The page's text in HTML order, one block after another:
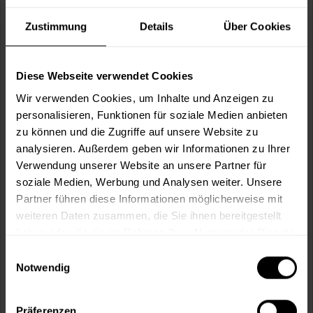
Zustimmung Details Über Cookies
Diese Webseite verwendet Cookies
Wir verwenden Cookies, um Inhalte und Anzeigen zu
personalisieren, Funktionen für soziale Medien anbieten
zu können und die Zugriffe auf unsere Website zu
analysieren. Außerdem geben wir Informationen zu Ihrer
Verwendung unserer Website an unsere Partner für
soziale Medien, Werbung und Analysen weiter. Unsere
Partner führen diese Informationen möglicherweise mit
weiteren Daten zusammen, die Sie ihnen bereitgestellt
Notwendig
Anti-Schimmel-Konzentrat AF
Schützt vor Schimmel-, Algen-, Grün- und Bakterienbefall.
Verfügbare Varianten
0,25 Liter 15,99 €
63,96 € / 1 Liter
1 Liter 34,99 € / 1 Liter